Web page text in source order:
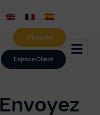
Espace Client
S'inscrire
Envoyez